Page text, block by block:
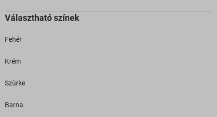
Választható színek
Fehér
Krém
Szürke
Barna